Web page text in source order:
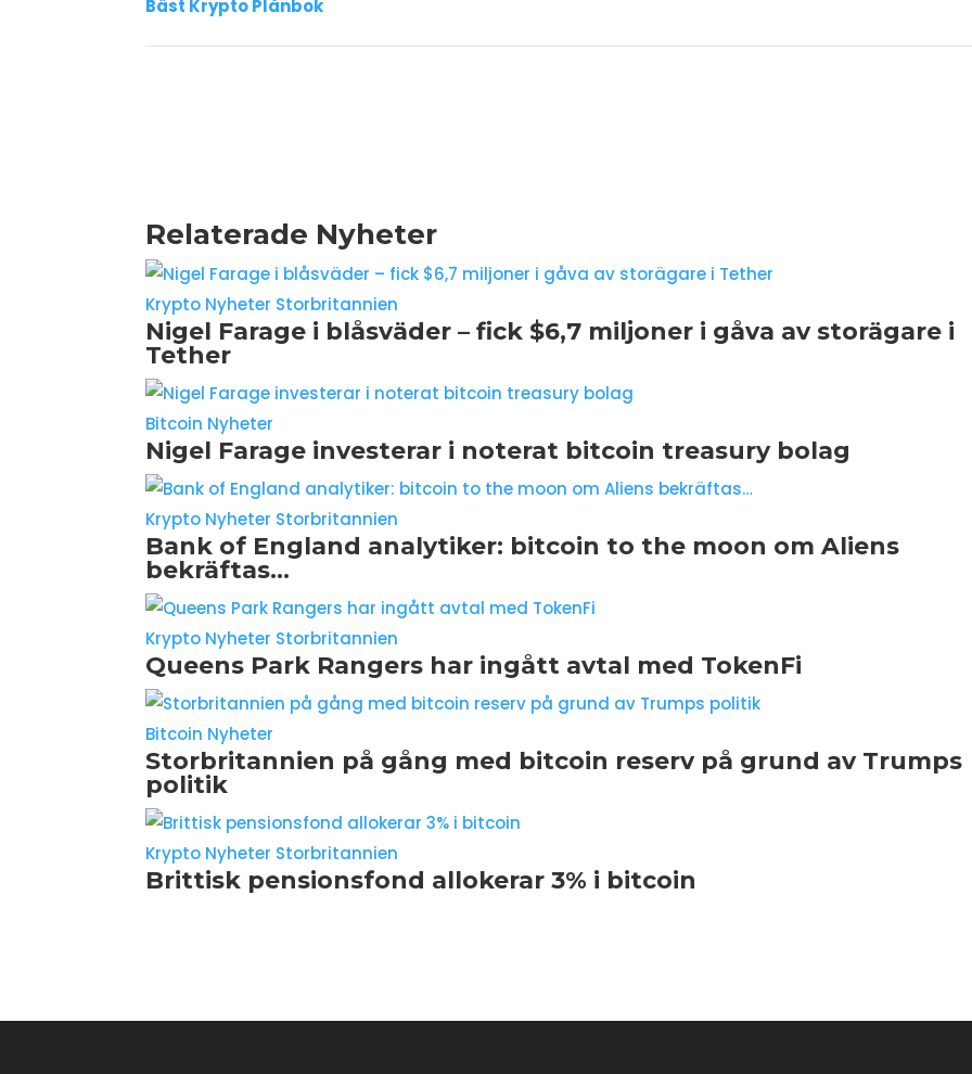
Bäst Krypto Plånbok
Relaterade Nyheter
Krypto Nyheter Storbritannien
Nigel Farage i blåsväder – fick $6,7 miljoner i gåva av storägare i
Tether
Bitcoin Nyheter
Nigel Farage investerar i noterat bitcoin treasury bolag
Krypto Nyheter Storbritannien
Bank of England analytiker: bitcoin to the moon om Aliens
bekräftas…
Krypto Nyheter Storbritannien
Queens Park Rangers har ingått avtal med TokenFi
Bitcoin Nyheter
Storbritannien på gång med bitcoin reserv på grund av Trumps
politik
Krypto Nyheter Storbritannien
Brittisk pensionsfond allokerar 3% i bitcoin